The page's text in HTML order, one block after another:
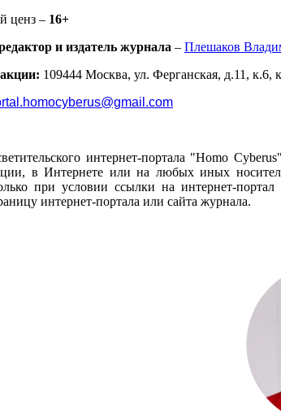
ценз – 16+
и издатель журнала – Плешаков
: 109444 Москва, ул. Ферганская, д.11, к.6,
интернет-портала "Homo
в Интернете или на любых иных
при условии ссылки на интернет-
интернет-портала или сайта журнала.